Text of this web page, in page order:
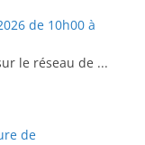
de 10h00 à
le réseau de ...
de